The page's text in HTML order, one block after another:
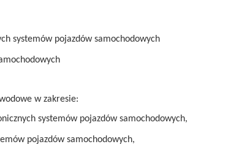
systemów pojazdów samochodowych
w zakresie:
systemów pojazdów samochodowych,
pojazdów samochodowych,